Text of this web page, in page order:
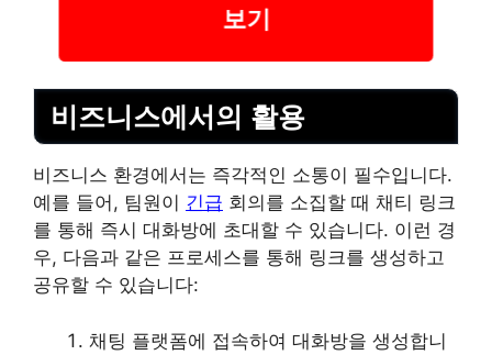
보기
비즈니스에서의 활용
비즈니스 환경에서는 즉각적인 소통이 필수입니다.
예를 들어, 팀원이 긴급 회의를 소집할 때 채티 링크
를 통해 즉시 대화방에 초대할 수 있습니다. 이런 경
우, 다음과 같은 프로세스를 통해 링크를 생성하고
공유할 수 있습니다:
채팅 플랫폼에 접속하여 대화방을 생성합니